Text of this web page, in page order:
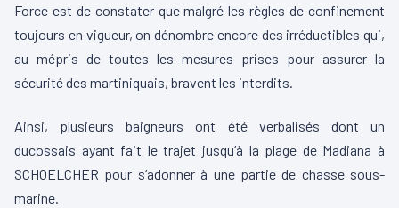
Force est de constater que malgré les règles de confinement
toujours en vigueur, on dénombre encore des irréductibles qui,
au mépris de toutes les mesures prises pour assurer la
sécurité des martiniquais, bravent les interdits.
Ainsi, plusieurs baigneurs ont été verbalisés dont un
ducossais ayant fait le trajet jusqu’à la plage de Madiana à
SCHOELCHER pour s’adonner à une partie de chasse sous-
marine.